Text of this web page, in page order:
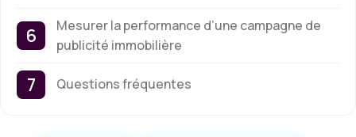
Mesurer la performance d’une campagne de
publicité immobilière
Questions fréquentes